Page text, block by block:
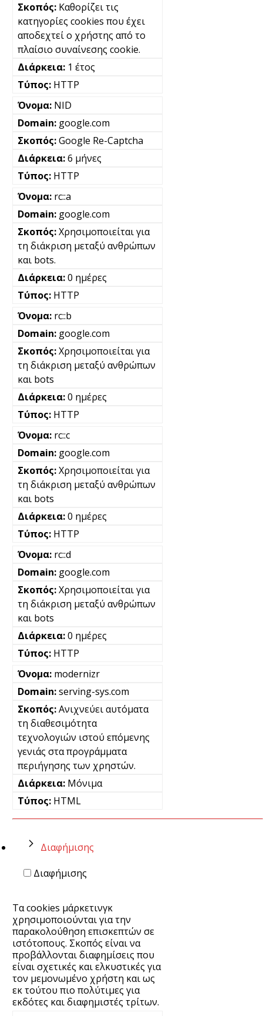
Καθορίζει τις
κατηγορίες cookies που έχει
αποδεχτεί ο χρήστης από το
πλαίσιο συναίνεσης cookie.
1 έτος
HTTP
NID
google.com
Google Re-Captcha
6 μήνες
HTTP
rc::a
google.com
Χρησιμοποιείται για
τη διάκριση μεταξύ ανθρώπων
και bots.
0 ημέρες
HTTP
rc::b
google.com
Χρησιμοποιείται για
τη διάκριση μεταξύ ανθρώπων
και bots
0 ημέρες
HTTP
rc::c
google.com
Χρησιμοποιείται για
τη διάκριση μεταξύ ανθρώπων
και bots
0 ημέρες
HTTP
rc::d
google.com
Χρησιμοποιείται για
τη διάκριση μεταξύ ανθρώπων
και bots
0 ημέρες
HTTP
modernizr
serving-sys.com
Ανιχνεύει αυτόματα
τη διαθεσιμότητα
τεχνολογιών ιστού επόμενης
γενιάς στα προγράμματα
περιήγησης των χρηστών.
Μόνιμα
HTML
Διαφήμισης
Διαφήμισης
Τα cookies μάρκετινγκ
χρησιμοποιούνται για την
παρακολούθηση επισκεπτών σε
ιστότοπους. Σκοπός είναι να
προβάλλονται διαφημίσεις που
είναι σχετικές και ελκυστικές για
τον μεμονωμένο χρήστη και ως
εκ τούτου πιο πολύτιμες για
εκδότες και διαφημιστές τρίτων.